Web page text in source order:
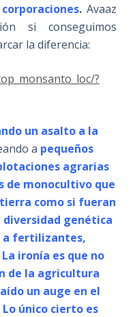
.Avaaz
si conseguimos
la diferencia:
?
un asalto a la
a pequeños
agrarias
de monocultivo que
como si fueran
genética
a fertilizantes,
ironía es que no
de la agricultura
un auge en el
único cierto es